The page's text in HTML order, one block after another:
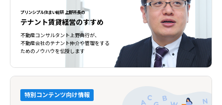
プリンシプル住まい総研 上野所長の
テナント賃貸経営のすすめ
不動産コンサルタント上野典行が、
不動産会社のテナント仲介や管理をする
ためのノウハウを伝授します
特別コンテンツ向け情報